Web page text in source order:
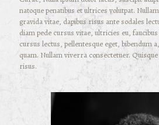
natoque penatibus et ultrices volutpat.
gravida vitae, dapibus risus ante sodales
diam pede cursus vitae, ultricies eu,
cursus lectus, pellentesque eget, bibendum
quam. Nullam viverra consectetuer.
risus.